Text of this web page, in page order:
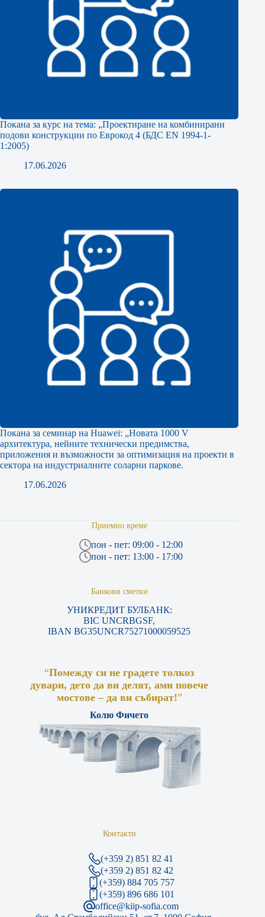
Покана за курс на тема: „Проектиране на комбинирани
подови конструкции по Еврокод 4 (БДС EN 1994-1-
1:2005)
17.06.2026
Покана за семинар на Huawei: „Новата 1000 V
архитектура, нейните технически предимства,
приложения и възможности за оптимизация на проекти в
сектора на индустриалните соларни паркове.
17.06.2026
Приемно време
пон - пет: 09:00 - 12:00
пон - пет: 13:00 - 17:00
Банкови сметки
УНИКРЕДИТ БУЛБАНК:
BIC UNCRBGSF,
IBAN BG35UNCR75271000059525
“Помежду си не градете толкоз
дувари, дето да ви делят, ами повече
мостове – да ви събират!”
Колю Фичето
Контакти
(+359 2) 851 82 41
(+359 2) 851 82 42
(+359) 884 705 757
(+359) 896 686 101
office@kiip-sofia.com